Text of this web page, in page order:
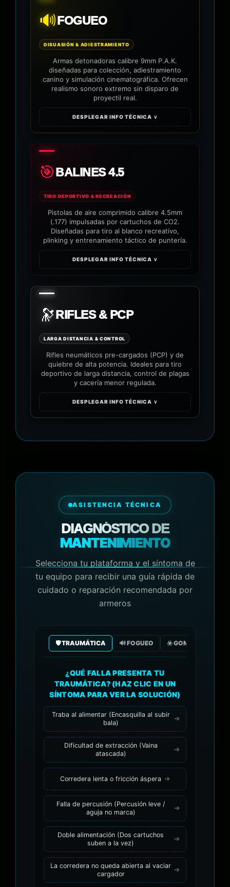
🔊FOGUEO
DISUASIÓN & ADIESTRAMIENTO
Armas detonadoras calibre 9mm P.A.K.
diseñadas para colección, adiestramiento
canino y simulación cinematográfica. Ofrecen
realismo sonoro extremo sin disparo de
proyectil real.
DESPLEGAR INFO TÉCNICA ∨
🎯BALINES 4.5
TIRO DEPORTIVO & RECREACIÓN
Pistolas de aire comprimido calibre 4.5mm
(.177) impulsadas por cartuchos de CO2.
Diseñadas para tiro al blanco recreativo,
plinking y entrenamiento táctico de puntería.
DESPLEGAR INFO TÉCNICA ∨
🔭RIFLES & PCP
LARGA DISTANCIA & CONTROL
Rifles neumáticos pre-cargados (PCP) y de
quiebre de alta potencia. Ideales para tiro
deportivo de larga distancia, control de plagas
y cacería menor regulada.
DESPLEGAR INFO TÉCNICA ∨
ASISTENCIA TÉCNICA
DIAGNÓSTICO DE
MANTENIMIENTO
Selecciona tu plataforma y el síntoma de
tu equipo para recibir una guía rápida de
cuidado o reparación recomendada por
armeros
🛡️ TRAUMÁTICA 🔊 FOGUEO ☣️ GOMA/GAS CO2
¿QUÉ FALLA PRESENTA TU
TRAUMÁTICA? (HAZ CLIC EN UN
SÍNTOMA PARA VER LA SOLUCIÓN)
Traba al alimentar (Encasquilla al subir
bala)
Dificultad de extracción (Vaina
atascada)
Corredera lenta o fricción áspera
Falla de percusión (Percusión leve /
aguja no marca)
Doble alimentación (Dos cartuchos
suben a la vez)
La corredera no queda abierta al vaciar
cargador